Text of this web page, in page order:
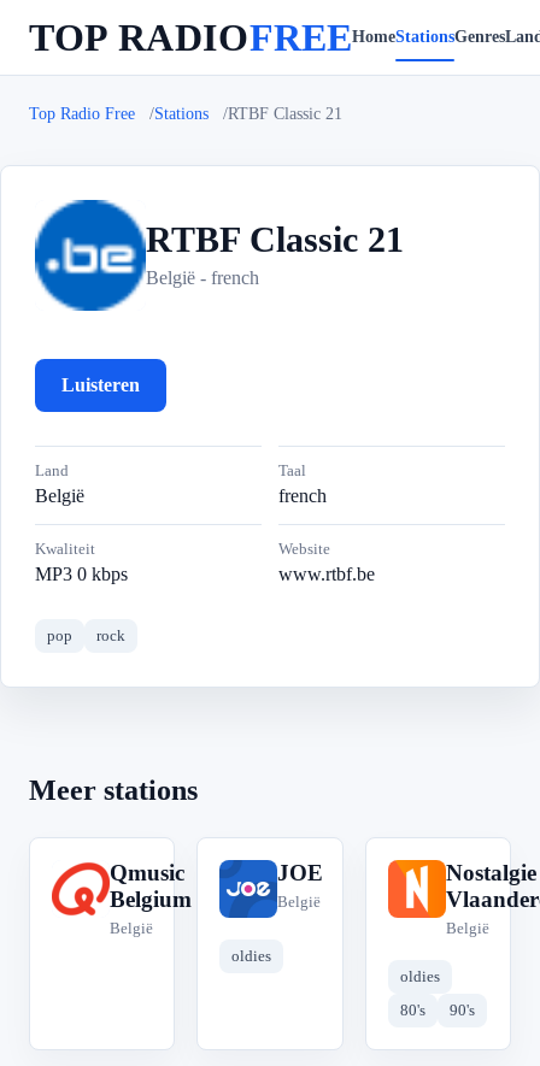
TOP RADIOFREEHomeStationsGenres
Top Radio Free Stations RTBF Classic 21
R RTBF Classic 21
België - french
Luisteren
Land
België
Taal
french
Kwaliteit
MP3 0 kbps
Website
www.rtbf.be
pop rock
Meer stations
Q
Qmusic
Belgium
België
J
JOE
België
oldies
N
Nostalgie
België
oldies
80's
90's